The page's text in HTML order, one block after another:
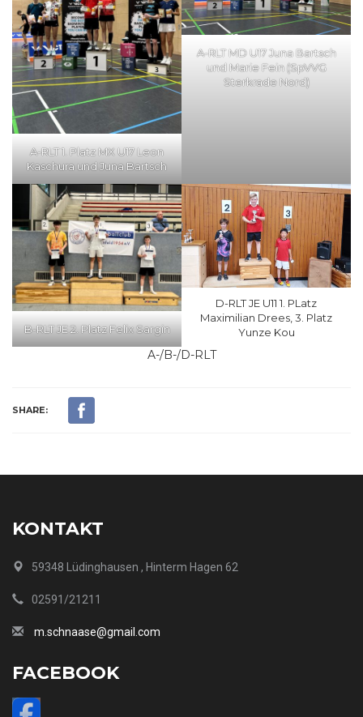
A-RLT 1. Platz MX U17 Leon
Kaschura und Juna Bartsch
A-RLT MD U17 Juna Bartsch
und Marie Fein (SpVVG
Sterkrade Nord)
B-RLT JE 2. Platz Felix Sargin
D-RLT JE U11 1. PLatz
Maximilian Drees, 3. Platz
Yunze Kou
A-/B-/D-RLT
SHARE:
KONTAKT
59348 Lüdinghausen , Hinterm Hagen 62
02591/21211
m.schnaase@gmail.com
FACEBOOK